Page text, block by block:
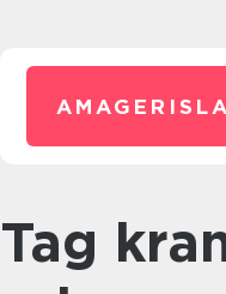
Tag krancertifikat på